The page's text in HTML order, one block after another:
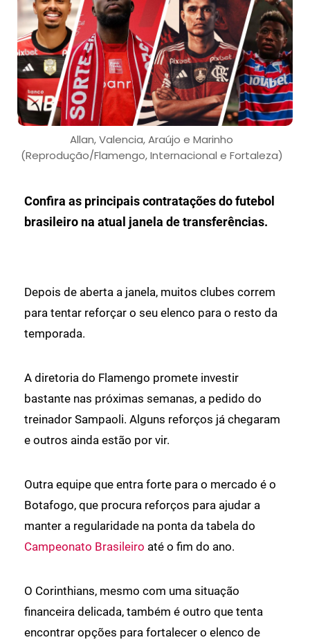
Allan, Valencia, Araújo e Marinho
(Reprodução/Flamengo, Internacional e Fortaleza)
Confira as principais contratações do futebol
brasileiro na atual janela de transferências.
Depois de aberta a janela, muitos clubes correm
para tentar reforçar o seu elenco para o resto da
temporada.
A diretoria do Flamengo promete investir
bastante nas próximas semanas, a pedido do
treinador Sampaoli. Alguns reforços já chegaram
e outros ainda estão por vir.
Outra equipe que entra forte para o mercado é o
Botafogo, que procura reforços para ajudar a
manter a regularidade na ponta da tabela do
Campeonato Brasileiro até o fim do ano.
O Corinthians, mesmo com uma situação
financeira delicada, também é outro que tenta
encontrar opções para fortalecer o elenco de